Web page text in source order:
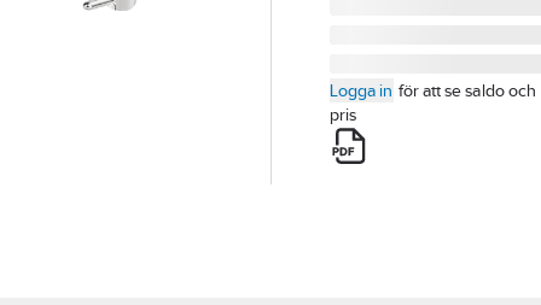
Logga in för att se saldo och
pris